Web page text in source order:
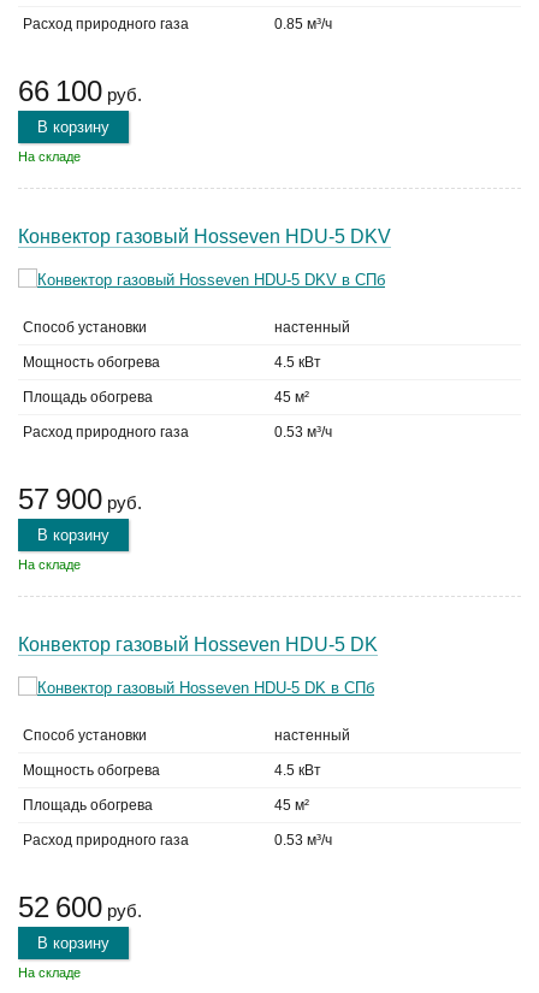
Расход природного газа 0.85 м³/ч
66 100 руб.
В корзину
На складе
Конвектор газовый Hosseven HDU-5 DKV
Способ установки настенный
Мощность обогрева 4.5 кВт
Площадь обогрева 45 м²
Расход природного газа 0.53 м³/ч
57 900 руб.
В корзину
На складе
Конвектор газовый Hosseven HDU-5 DK
Способ установки настенный
Мощность обогрева 4.5 кВт
Площадь обогрева 45 м²
Расход природного газа 0.53 м³/ч
52 600 руб.
В корзину
На складе